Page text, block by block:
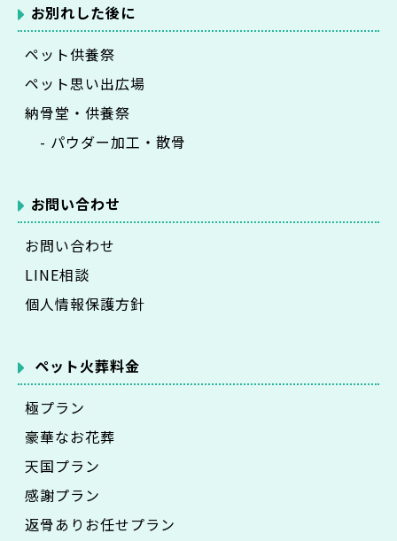
お別れした後に
ペット供養祭
ペット思い出広場
納骨堂・供養祭
- パウダー加工・散骨
お問い合わせ
お問い合わせ
LINE相談
個人情報保護方針
ペット火葬料金
極プラン
豪華なお花葬
天国プラン
感謝プラン
返骨ありお任せプラン